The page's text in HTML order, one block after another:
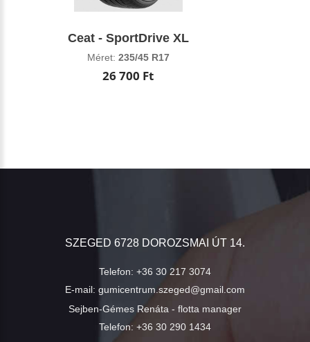
Ceat - SportDrive XL
Méret: 235/45 R17
26 700 Ft
SZEGED 6728 DOROZSMAI ÚT 14.
Telefon: +36 30 217 3074
E-mail: gumicentrum.szeged@gmail.com
Sejben-Gémes Renáta - flotta manager
Telefon: +36 30 290 1434